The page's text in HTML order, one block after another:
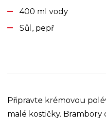
400 ml vody
Sůl, pepř
Připravte krémovou
malé kostičky.